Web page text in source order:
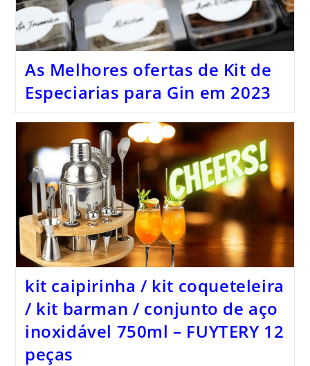
As Melhores ofertas de Kit de
Especiarias para Gin em 2023
kit caipirinha / kit coqueteleira
/ kit barman / conjunto de aço
inoxidável 750ml – FUYTERY 12
peças